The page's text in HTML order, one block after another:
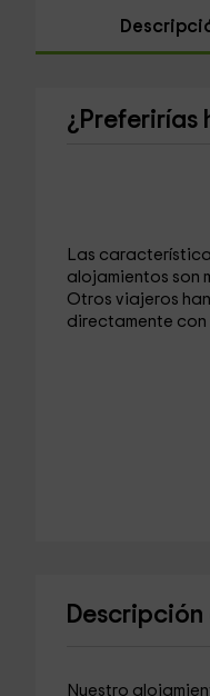
¿Preferirías
Las
alojamientos son
Otros viajeros
directamente con
Descripción
Nuestro